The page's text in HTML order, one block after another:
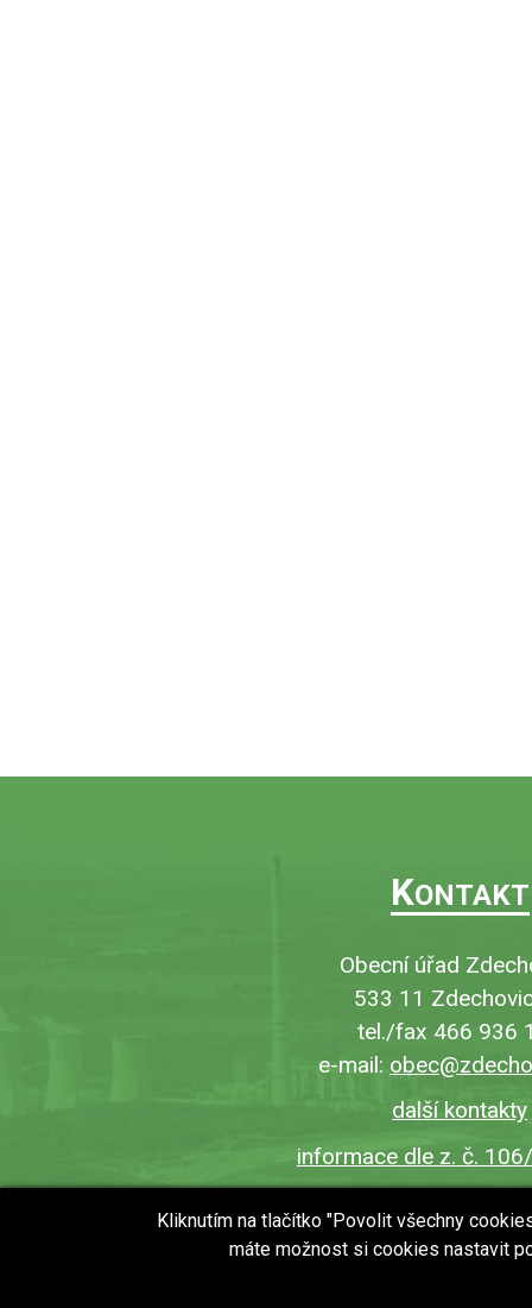
KONTAKT
Obecní úřad
533 11
tel./fax 466 936
e-mail:
další kontakty
informace dle z. č.
Kliknutím na tlačítko "Povolit všechny
máte možnost si cookies nastavit